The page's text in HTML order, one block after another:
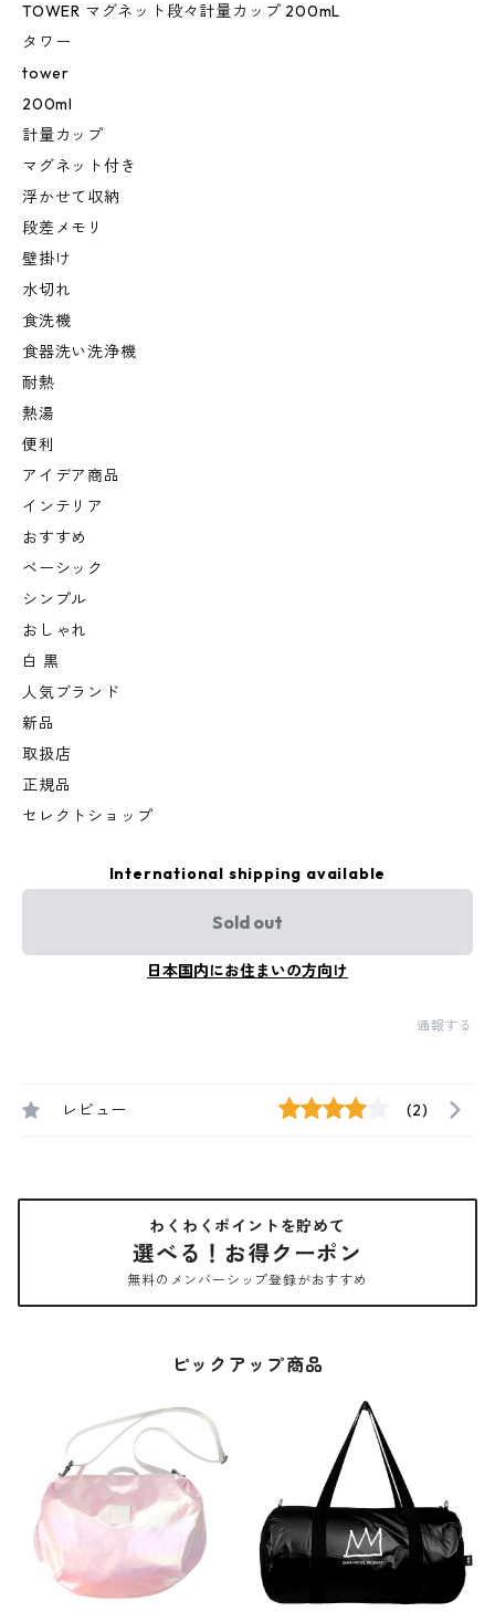
TOWER マグネット段々計量カップ 200mL
タワー
tower
200ml
計量カップ
マグネット付き
浮かせて収納
段差メモリ
壁掛け
水切れ
食洗機
食器洗い洗浄機
耐熱
熱湯
便利
アイデア商品
インテリア
おすすめ
ベーシック
シンプル
おしゃれ
白 黒
人気ブランド
新品
取扱店
正規品
セレクトショップ
International shipping available
Sold out
日本国内にお住まいの方向け
通報する
レビュー (2)
わくわくポイントを貯めて
選べる！お得クーポン
無料のメンバーシップ登録がおすすめ
ピックアップ商品